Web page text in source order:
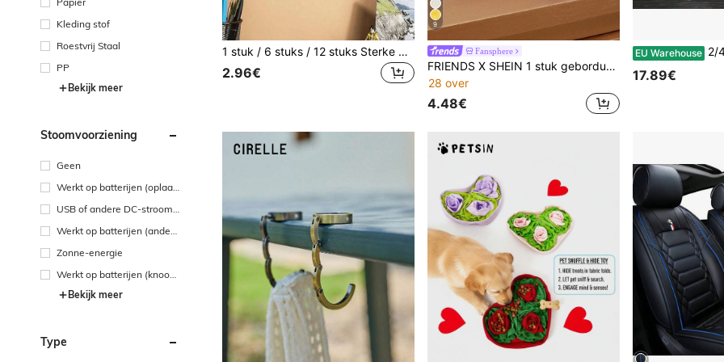
Kleding stof
Roestvrij Staal
PP
Bekijk meer
Stoomvoorziening
Geen
Werkt op batterijen (oplaad
USB of andere DC-strooma
Werkt op batterijen (andere
Zonne-energie
Werkt op batterijen (knoop
-/knoopcelbatterij)
Bekijk meer
Type
1 stuk / 6 stuks / 12 stuks Sterke metalen zelfklevende haken, geen boren nodig, wandmontage voor badkamer, keuken, studentenkamer, zwaar uitgevoerd, roestvrij, eenvoudig te installeren, ruimtebesparende opbergruimte voor handdoeken, badjassen, tassen en hoeden
2.96€
9
Fansphere
FRIENDS X SHEIN 1 stuk geborduurde pluche elastische strik haarband met verstelbare maat, cadeaus, voor thuis, badkamerdecoratie, zomer
28 over
4.48€
EU Warehouse 2/4/6 stuks
17.89€